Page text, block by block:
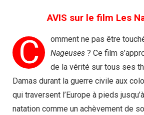
AVIS sur le film Les
C omment ne pas être
Nageuses ? Ce film
de la vérité sur tous ses
Damas durant la guerre civile aux
qui traversent l’Europe à pieds
natation comme un achèvement de